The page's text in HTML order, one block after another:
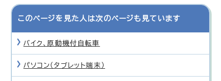
このページを見た人は次のページも見ています
バイク、原動機付自転車
パソコン（タブレット端末）